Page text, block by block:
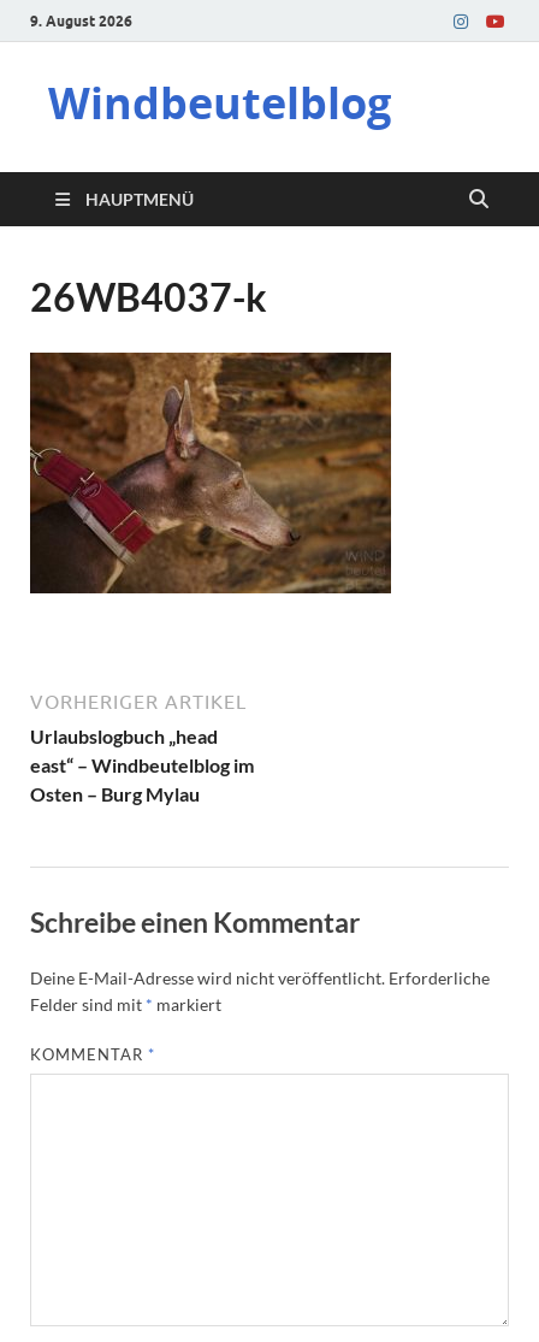
9. August 2026
Windbeutelblog
HAUPTMENÜ
26WB4037-k
VORHERIGER ARTIKEL
Urlaubslogbuch „head
east“ – Windbeutelblog im
Osten – Burg Mylau
Schreibe einen Kommentar
Deine E-Mail-Adresse wird nicht veröffentlicht. Erforderliche
Felder sind mit * markiert
KOMMENTAR *